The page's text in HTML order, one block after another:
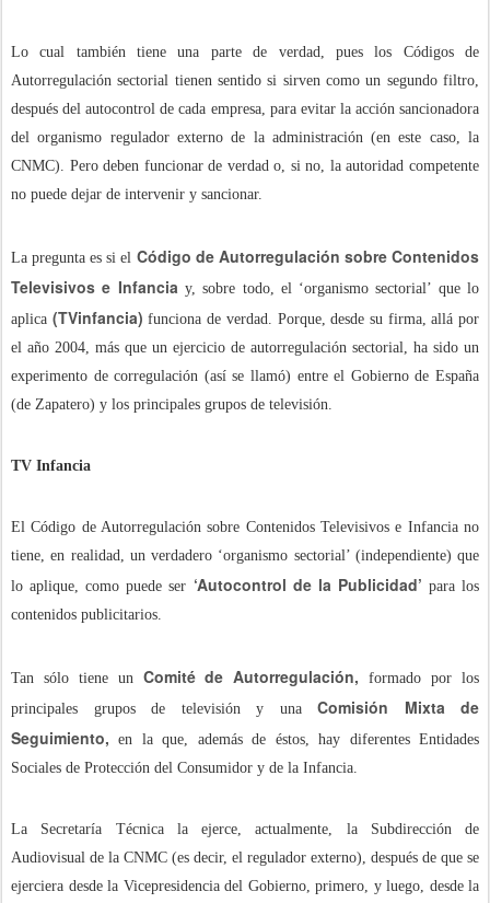
Lo cual también tiene una parte de verdad, pues los Códigos de
Autorregulación sectorial tienen sentido si sirven como un segundo filtro,
después del autocontrol de cada empresa, para evitar la acción sancionadora
del organismo regulador externo de la administración (en este caso, la
CNMC). Pero deben funcionar de verdad o, si no, la autoridad competente
no puede dejar de intervenir y sancionar.
La pregunta es si el Código de Autorregulación sobre Contenidos
Televisivos e Infanciay, sobre todo, el ‘organismo sectorial’ que lo
aplica (TVinfancia)funciona de verdad. Porque, desde su firma, allá por
el año 2004, más que un ejercicio de autorregulación sectorial, ha sido un
experimento de corregulación (así se llamó) entre el Gobierno de España
(de Zapatero) y los principales grupos de televisión.
TV Infancia
El Código de Autorregulación sobre Contenidos Televisivos e Infancia no
tiene, en realidad, un verdadero ‘organismo sectorial’ (independiente) que
lo aplique, como puede ser ‘Autocontrol de la Publicidad’ para los
contenidos publicitarios.
Tan sólo tiene un Comité de Autorregulación, formado por los
principales grupos de televisión y una Comisión Mixta de
Seguimiento,en la que, además de éstos, hay diferentes Entidades
Sociales de Protección del Consumidor y de la Infancia.
La Secretaría Técnica la ejerce, actualmente, la Subdirección de
Audiovisual de la CNMC (es decir, el regulador externo), después de que se
ejerciera desde la Vicepresidencia del Gobierno, primero, y luego, desde la